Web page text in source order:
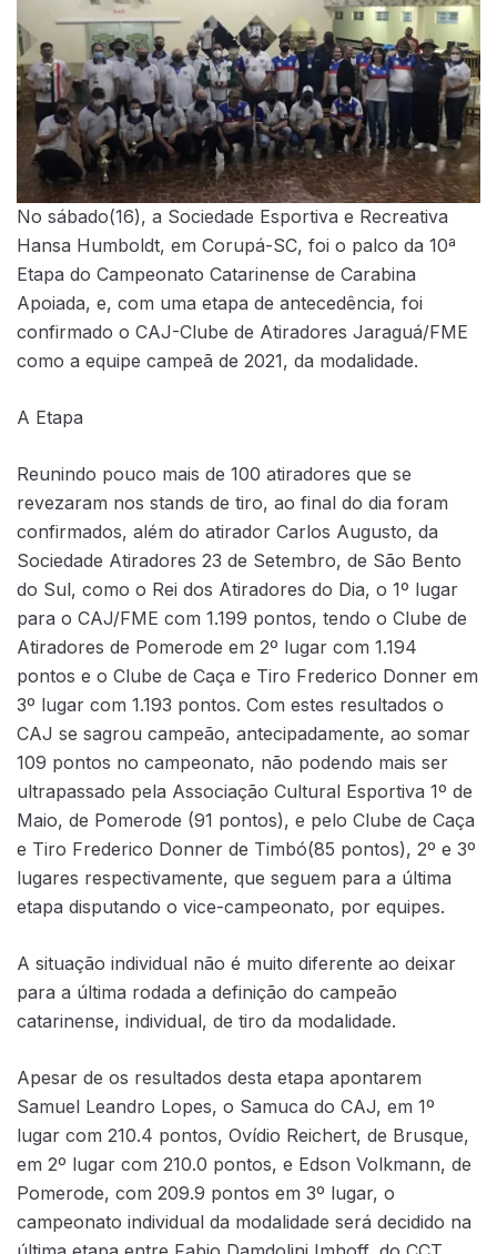
No sábado(16), a Sociedade Esportiva e Recreativa
Hansa Humboldt, em Corupá-SC, foi o palco da 10ª
Etapa do Campeonato Catarinense de Carabina
Apoiada, e, com uma etapa de antecedência, foi
confirmado o CAJ-Clube de Atiradores Jaraguá/FME
como a equipe campeã de 2021, da modalidade.
A Etapa
Reunindo pouco mais de 100 atiradores que se
revezaram nos stands de tiro, ao final do dia foram
confirmados, além do atirador Carlos Augusto, da
Sociedade Atiradores 23 de Setembro, de São Bento
do Sul, como o Rei dos Atiradores do Dia, o 1º lugar
para o CAJ/FME com 1.199 pontos, tendo o Clube de
Atiradores de Pomerode em 2º lugar com 1.194
pontos e o Clube de Caça e Tiro Frederico Donner em
3º lugar com 1.193 pontos. Com estes resultados o
CAJ se sagrou campeão, antecipadamente, ao somar
109 pontos no campeonato, não podendo mais ser
ultrapassado pela Associação Cultural Esportiva 1º de
Maio, de Pomerode (91 pontos), e pelo Clube de Caça
e Tiro Frederico Donner de Timbó(85 pontos), 2º e 3º
lugares respectivamente, que seguem para a última
etapa disputando o vice-campeonato, por equipes.
A situação individual não é muito diferente ao deixar
para a última rodada a definição do campeão
catarinense, individual, de tiro da modalidade.
Apesar de os resultados desta etapa apontarem
Samuel Leandro Lopes, o Samuca do CAJ, em 1º
lugar com 210.4 pontos, Ovídio Reichert, de Brusque,
em 2º lugar com 210.0 pontos, e Edson Volkmann, de
Pomerode, com 209.9 pontos em 3º lugar, o
campeonato individual da modalidade será decidido na